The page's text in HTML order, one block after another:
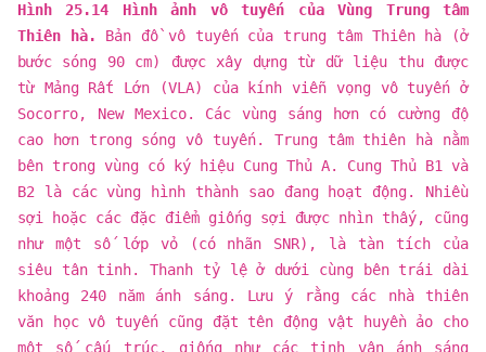
Hình 25.14 Hình ảnh vô tuyến của Vùng Trung tâm
Thiên hà.
Bản đồ vô tuyến của trung tâm Thiên hà (ở
bước sóng 90 cm) được xây dựng từ dữ liệu thu được
từ Mảng Rất Lớn (VLA) của kính viễn vọng vô tuyến ở
Socorro, New Mexico. Các vùng sáng hơn có cường độ
cao hơn trong sóng vô tuyến. Trung tâm thiên hà nằm
bên trong vùng có ký hiệu Cung Thủ A. Cung Thủ B1 và
​​B2 là các vùng hình thành sao đang hoạt động. Nhiều
sợi hoặc các đặc điểm giống sợi được nhìn thấy, cũng
như một số lớp vỏ (có nhãn SNR), là tàn tích của
siêu tân tinh. Thanh tỷ lệ ở dưới cùng bên trái dài
khoảng 240 năm ánh sáng. Lưu ý rằng các nhà thiên
văn học vô tuyến cũng đặt tên động vật huyền ảo cho
một số cấu trúc, giống như các tinh vân ánh sáng